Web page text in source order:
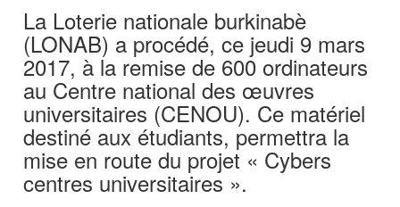
La Loterie nationale burkinabè
(LONAB) a procédé, ce jeudi 9 mars
2017, à la remise de 600 ordinateurs
au Centre national des œuvres
universitaires (CENOU). Ce matériel
destiné aux étudiants, permettra la
mise en route du projet « Cybers
centres universitaires ».